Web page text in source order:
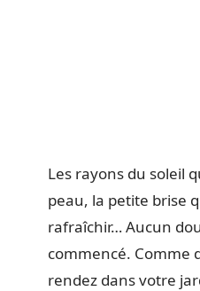
Les rayons du soleil
peau, la petite brise
rafraîchir… Aucun
commencé. Comme
rendez dans votre